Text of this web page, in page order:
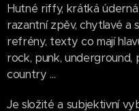
Hutné riffy, krátká
razantní zpěv, chytlavé a
refrény, texty co mají
rock, punk, underground,
country ...
Je složité a subjektivní